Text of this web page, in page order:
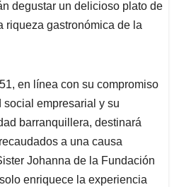
degustar un delicioso plato de
riqueza gastronómica de la
en línea con su compromiso
empresarial y su
barranquillera, destinará
a una causa
Johanna de la Fundación
enriquece la experiencia